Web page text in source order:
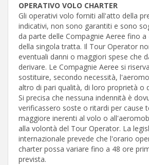
OPERATIVO VOLO CHARTER
Gli operativi volo forniti all'atto della
indicativi, non sono garantiti e sono
da parte delle Compagnie Aeree fino
della singola tratta. Il Tour Operator
eventuali danni o maggiori spese che
derivare. Le Compagnie Aeree si
sostituire, secondo necessità,
altro di pari qualità, di loro proprietà o
Si precisa che nessuna indennità è
verificassero soste o ritardi per cause
maggiore inerenti al volo o
alla volontà del Tour Operator. La
internazionale prevede che l'orario
charter possa variare fino a 48 ore
prevista.